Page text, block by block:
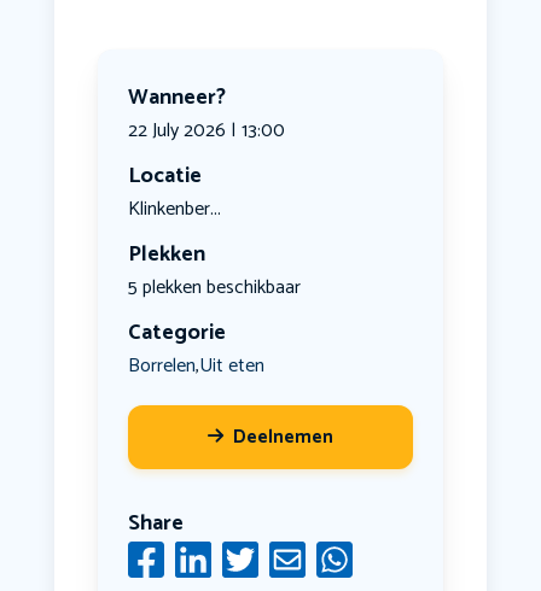
Wanneer?
22 July 2026 | 13:00
Locatie
Klinkenber...
Plekken
5 plekken beschikbaar
Categorie
Borrelen,Uit eten
Deelnemen
Share